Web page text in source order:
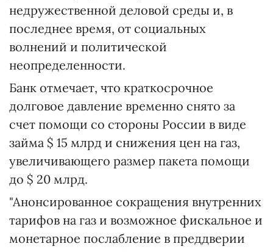
недружественной деловой среды и, в
последнее время, от социальных
волнений и политической
неопределенности.
Банк отмечает, что краткосрочное
долговое давление временно снято за
счет помощи со стороны России в виде
займа $ 15 млрд и снижения цен на газ,
увеличивающего размер пакета помощи
до $ 20 млрд.
"Анонсированное сокращения внутренних
тарифов на газ и возможное фискальное и
монетарное послабление в преддверии